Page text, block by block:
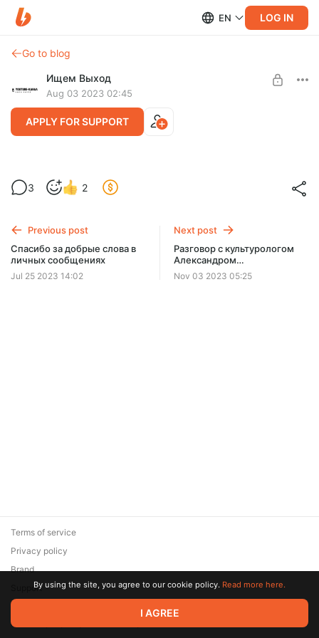
EN LOG IN
Go to blog
Ищем Выход
Aug 03 2023 02:45
APPLY FOR SUPPORT
Новый выпуск программы "Все Так
Плюс" - только для спонсоров
SUBSCRIBE
3 2
Previous post
Спасибо за добрые слова в
личных сообщениях
Jul 25 2023 14:02
Next post
Разговор с культурологом
Александром
Архангельским
Nov 03 2023 05:25
© 2026 Zaya Solutions Limited. All rights reserved. All trademarks
are the property of their respective owners.
Terms of service
Privacy policy
Brand
SupportBy using the site, you agree to our cookie policy. Read more here.
I AGREE